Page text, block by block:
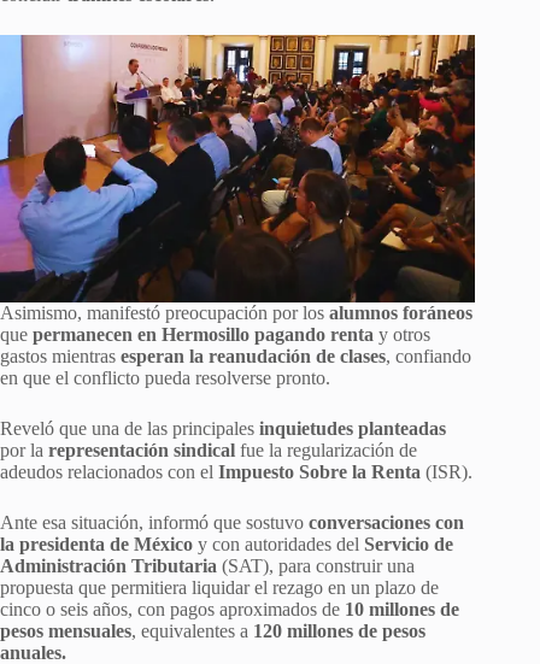
Asimismo, manifestó preocupación por los alumnos foráneos
que permanecen en Hermosillo pagando renta y otros
gastos mientras esperan la reanudación de clases, confiando
en que el conflicto pueda resolverse pronto.
Reveló que una de las principales inquietudes planteadas
por la representación sindical fue la regularización de
adeudos relacionados con el Impuesto Sobre la Renta (ISR).
Ante esa situación, informó que sostuvo conversaciones con
la presidenta de México y con autoridades del Servicio de
Administración Tributaria (SAT), para construir una
propuesta que permitiera liquidar el rezago en un plazo de
cinco o seis años, con pagos aproximados de 10 millones de
pesos mensuales, equivalentes a 120 millones de pesos
anuales.